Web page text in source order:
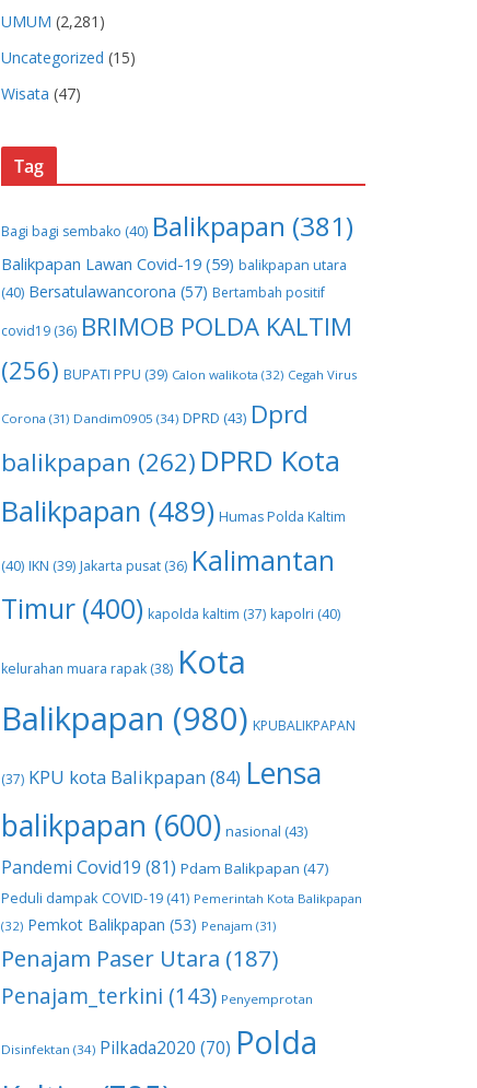
UMUM (2,281)
Uncategorized (15)
Wisata (47)
Tag
Bagi bagi sembako (40) Balikpapan (381)
Balikpapan Lawan Covid-19 (59) balikpapan utara
(40) Bersatulawancorona (57) Bertambah positif
covid19 (36) BRIMOB POLDA KALTIM
(256) BUPATI PPU (39) Calon walikota (32) Cegah Virus
Corona (31) Dandim0905 (34) DPRD (43) Dprd
balikpapan (262) DPRD Kota
Balikpapan (489) Humas Polda Kaltim
(40) IKN (39) Jakarta pusat (36) Kalimantan
Timur (400) kapolda kaltim (37) kapolri (40)
kelurahan muara rapak (38) Kota
Balikpapan (980) KPUBALIKPAPAN
(37) KPU kota Balikpapan (84) Lensa
balikpapan (600) nasional (43)
Pandemi Covid19 (81) Pdam Balikpapan (47)
Peduli dampak COVID-19 (41) Pemerintah Kota Balikpapan
(32) Pemkot Balikpapan (53) Penajam (31)
Penajam Paser Utara (187)
Penajam_terkini (143) Penyemprotan
Disinfektan (34) Pilkada2020 (70) Polda